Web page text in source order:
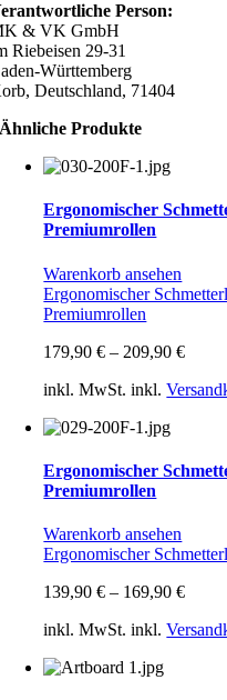
Person:
& VK GmbH
Riebeisen 29-31
Württemberg
Deutschland, 71404
Ähnliche Produkte
Ergonomischer
Premiumrollen
Warenkorb ansehen
Ergonomischer
Premiumrollen
179,90€ – 209,90€
inkl. MwSt. inkl.
Ergonomischer
Premiumrollen
Warenkorb ansehen
Ergonomischer
139,90€ – 169,90€
inkl. MwSt. inkl.